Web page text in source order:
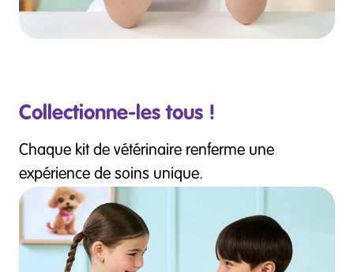
Collectionne-les tous !
Chaque kit de vétérinaire renferme une
expérience de soins unique.